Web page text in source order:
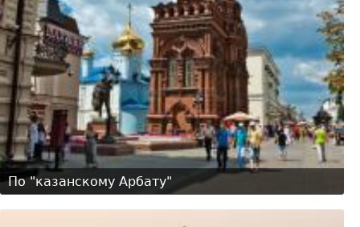
По "казанскому Арбату"